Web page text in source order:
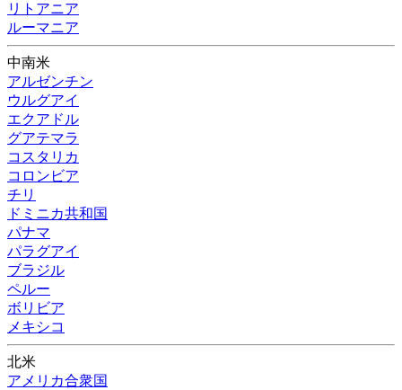
リトアニア
ルーマニア
中南米
アルゼンチン
ウルグアイ
エクアドル
グアテマラ
コスタリカ
コロンビア
チリ
ドミニカ共和国
パナマ
パラグアイ
ブラジル
ペルー
ボリビア
メキシコ
北米
アメリカ合衆国